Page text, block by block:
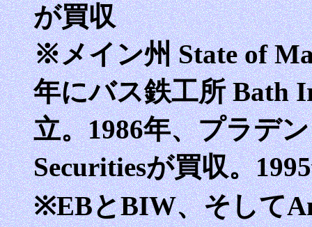
が買収
※メイン州 State of
年にバス鉄工所 Bath
立。1986年、プラデ
Securitiesが買収。
※EBとBIW、そして